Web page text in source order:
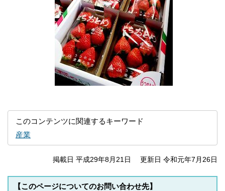
このコンテンツに関連するキーワード
産業
掲載日 平成29年8月21日 更新日 令和元年7月26日
【このページについてのお問い合わせ先】